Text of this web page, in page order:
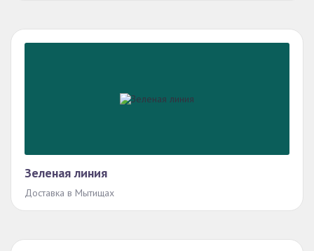
Зеленая линия
Доставка в Мытищах